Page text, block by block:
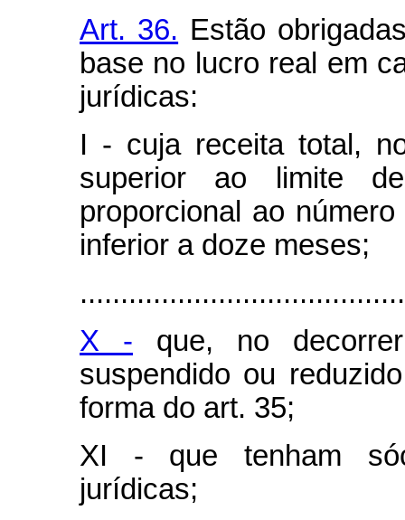
Art. 36. Estão
base no lucro real em
jurídicas:
I - cuja receita total,
superior ao limite
proporcional ao
inferior a doze meses;
X - que, no
suspendido ou
forma do art. 35;
XI - que tenham
jurídicas;